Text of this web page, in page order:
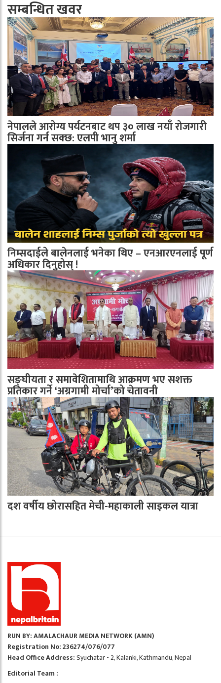
सम्बन्धित खवर
नेपालले आरोग्य पर्यटनबाट थप ३० लाख नयाँ रोजगारी
सिर्जना गर्न सक्छ: एलपी भानु शर्मा
निम्सदाईले बालेनलाई भनेका थिए – एनआरएनलाई पूर्ण
अधिकार दिनुहोस् !
सङ्घीयता र समावेशितामाथि आक्रमण भए सशक्त
प्रतिकार गर्ने ‘अग्रगामी मोर्चा’को चेतावनी
दश वर्षीय छोरासहित मेची-महाकाली साइकल यात्रा
RUN BY: AMALACHAUR MEDIA NETWORK (AMN)
Registration No: 236274/076/077
Head Office Address:Syuchatar - 2, Kalanki, Kathmandu, Nepal
Editorial Team :